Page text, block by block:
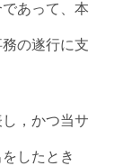
あって、本
の遂行に支
，かつ当サ
したとき